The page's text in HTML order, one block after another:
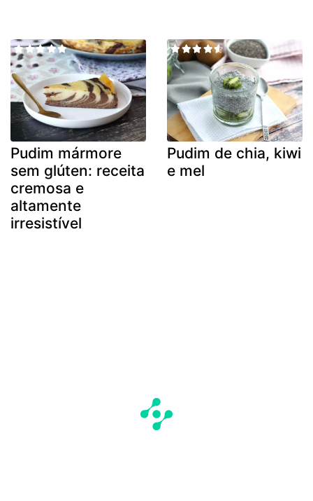
Pudim mármore
sem glúten: receita
cremosa e
altamente
irresistível
Pudim de chia, kiwi
e mel